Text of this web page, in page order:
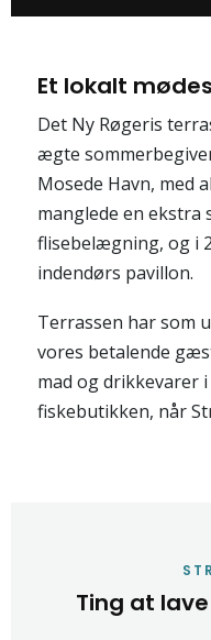
Et lokalt
Det Ny Røgeris
ægte
Mosede Havn, med
manglede en ekstra
flisebelægning, og i
indendørs pavillon.
Terrassen har som
vores betalende
mad og drikkevarer
fiskebutikken, når
Ting at